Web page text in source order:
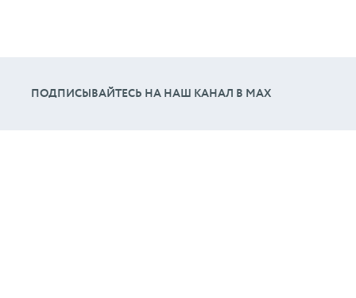
ПОДПИСЫВАЙТЕСЬ НА НАШ КАНАЛ В МАХ